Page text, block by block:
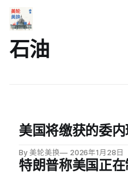
石油
美国将缴获的委
By 美轮美换 2026年1月28日
特朗普称美国正